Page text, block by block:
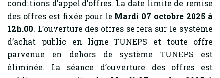
conditions d’appel d’offres. La date limite de remise
des offres est fixée pour le Mardi 07 octobre 2025 à
12h.00. L’ouverture des offres se fera sur le système
d’achat public en ligne TUNEPS et toute offre
parvenue en dehors de système TUNEPS est
éliminée. La séance d’ouverture des offres est